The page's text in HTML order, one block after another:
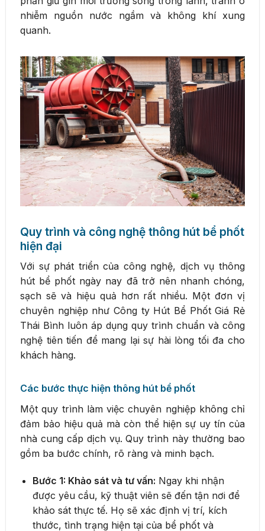
nhiễm nguồn nước ngầm và không khí xung
quanh.
Quy trình và công nghệ thông hút bể phốt
hiện đại
Với sự phát triển của công nghệ, dịch vụ thông
hút bể phốt ngày nay đã trở nên nhanh chóng,
sạch sẽ và hiệu quả hơn rất nhiều. Một đơn vị
chuyên nghiệp như Công ty Hút Bể Phốt Giá Rẻ
Thái Bình luôn áp dụng quy trình chuẩn và công
nghệ tiên tiến để mang lại sự hài lòng tối đa cho
khách hàng.
Các bước thực hiện thông hút bể phốt
Một quy trình làm việc chuyên nghiệp không chỉ
đảm bảo hiệu quả mà còn thể hiện sự uy tín của
nhà cung cấp dịch vụ. Quy trình này thường bao
gồm ba bước chính, rõ ràng và minh bạch.
Bước 1: Khảo sát và tư vấn: Ngay khi nhận
được yêu cầu, kỹ thuật viên sẽ đến tận nơi để
khảo sát thực tế. Họ sẽ xác định vị trí, kích
thước, tình trạng hiện tại của bể phốt và